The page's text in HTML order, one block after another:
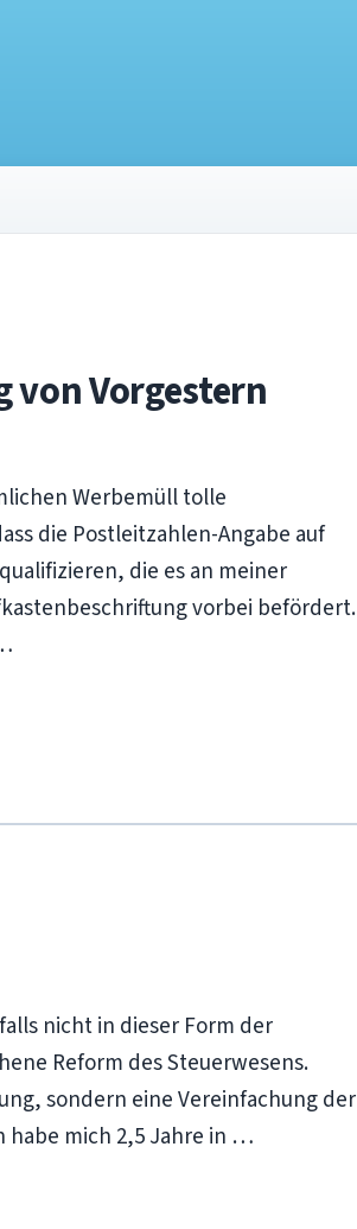
Vorgestern
Werbemüll tolle
die Postleitzahlen-Angabe auf
die es an meiner
vorbei befördert.
nicht in dieser Form der
Reform des Steuerwesens.
sondern eine Vereinfachung der
habe mich 2,5 Jahre in …